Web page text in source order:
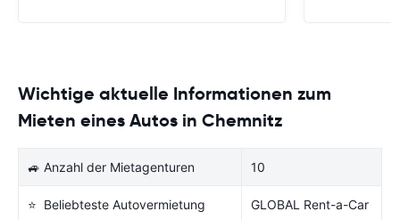
Wichtige aktuelle Informationen zum
Mieten eines Autos in Chemnitz
🚙 Anzahl der Mietagenturen 10
⭐ Beliebteste Autovermietung GLOBAL Rent-a-Car